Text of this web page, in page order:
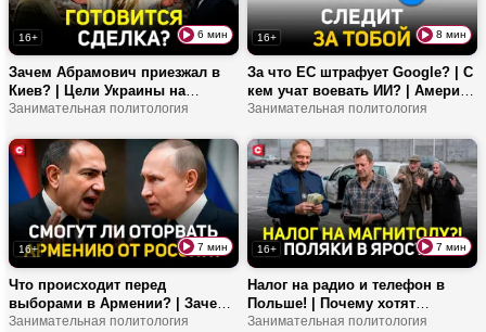
16+ 6 мин
Зачем Абрамович приезжал в
Киев? | Цели Украины на
фронте | Как реагировать на
Занимательная политология
16+ 8 мин
За что ЕС штрафует Google? | С
кем учат воевать ИИ? | Америка
пользуется Европой?
Занимательная политология
16+ 7 мин
Что происходит перед
выборами в Армении? | Зачем
ей западный вектор? | Как
Занимательная политология
16+ 7 мин
Налог на радио и телефон в
Польше! | Почему хотят
увеличить пенсионный
Занимательная политология